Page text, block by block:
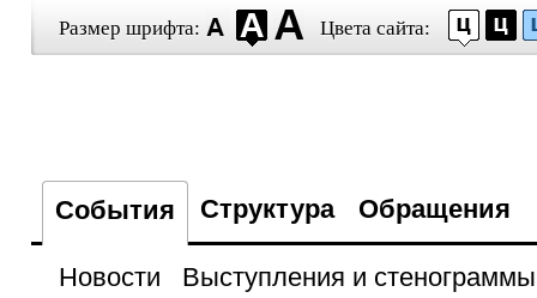
Размер шрифта: Цвета сайта:
События Структура Обращения
Новости
Выступления и стенограммы